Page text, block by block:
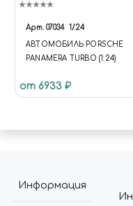
Арт. 07034 1/24
АВТОМОБИЛЬ PORSCHE
PANAMERA TURBO (1:24)
от 6933 ₽
Информация